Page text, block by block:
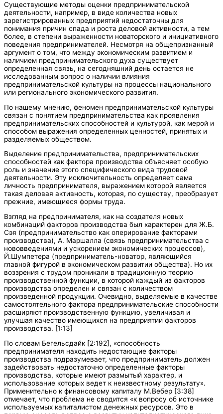
Существующие методы оценки предпринимательской
деятельности, например, в виде количества новых
зарегистрированных предприятий недостаточны для
понимания причин спада и роста деловой активности, а тем
более, в степени выраженности новаторского и инициативного
поведения предпринимателей. Несмотря на общепризнанный
аргумент о том, что между экономическим развитием и
наличием предпринимательского духа существует
определенная связь, на сегодняшний день остается не
исследованным вопрос о наличии влияния
предпринимательской культуры на процессы национального
или регионального экономического развития.
По нашему мнению, феномен предпринимательской культуры
связан с понятием предпринимательства как проявления
предпринимательских способностей и культурой, как мерой и
способом выражения определенных ценностей, принятых и
разделяемых обществом.
Выделение предпринимательства, предпринимательских
способностей как фактора производства объясняет особую
роль и значение этого специфического вида трудовой
деятельности. Эту исключительность определяет сама
личность предпринимателя, выражением которой является
такая деловая активность, которая, по существу, преобразует
прежние, имеющиеся формы труда.
Взгляд на предпринимателя, как на создателя новых
комбинаций факторов производства был характерен для Ж.Б.
Сэя (предпринимательство как оперирование факторами
производства), А. Маршалла (связь предпринимательства с
нововведениями и ускорением экономических процессов),
Й.Шумпетера (предприниматель-новатор, являющийся
главной фигурой в экономическом развитии общества). Но их
воззрения с трудом проникали в традиционную теорию
производственной функции, в которой каждый из факторов
производства определен и связан с количеством
произведенной продукции. Очевидно, выделяемые в качестве
самостоятельного фактора предпринимательские способности
расширяют производственную функцию, увеличивая и
улучшая качество имеющихся на предприятии факторов
производства. [1:13]
По словам Бегельсдайк [2:192], «способность
предпринимателя находить недостающие факторы
производства подразумевает, что предприниматель должен
задействовать недостаточно определенные факторы
производства, которые имеют размытый характер, и
использование которых ведет к неизвестному результату».
Применительно к финансовому капиталу М.Вебер [3:38]
отмечает, что проблема не сводится «к вопросу об источнике
используемых капиталистом денежных ресурсов. Это в